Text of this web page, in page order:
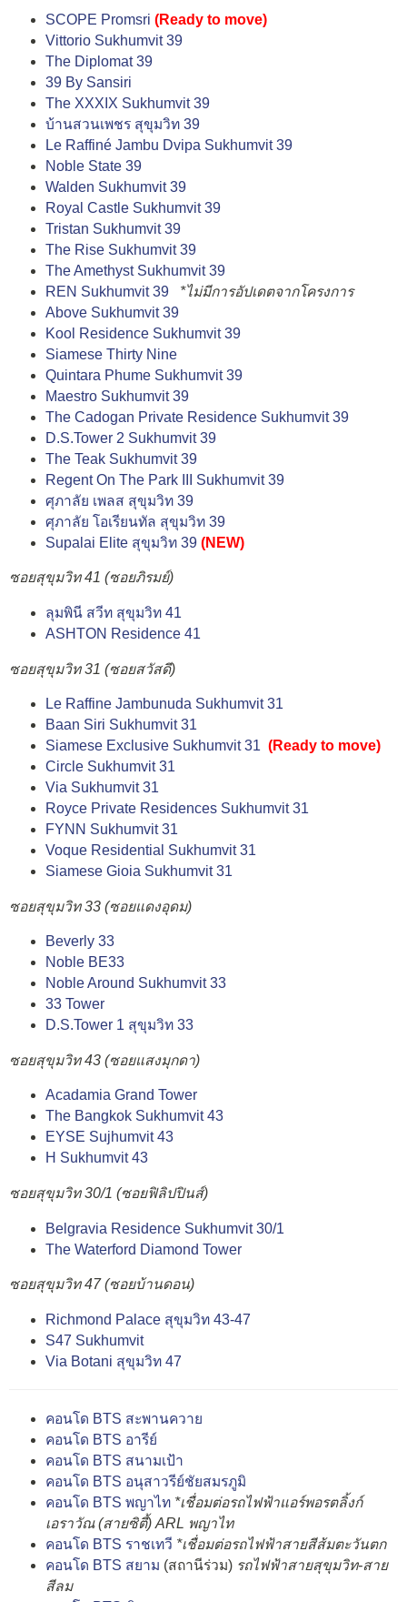
SCOPE Promsri (Ready to move)
Vittorio Sukhumvit 39
The Diplomat 39
39 By Sansiri
The XXXIX Sukhumvit 39
บ้านสวนเพชร สุขุมวิท 39
Le Raffiné Jambu Dvipa Sukhumvit 39
Noble State 39
Walden Sukhumvit 39
Royal Castle Sukhumvit 39
Tristan Sukhumvit 39
The Rise Sukhumvit 39
The Amethyst Sukhumvit 39
REN Sukhumvit 39
*ไม่มีการอัปเดตจากโครงการ
Above Sukhumvit 39
Kool Residence Sukhumvit 39
Siamese Thirty Nine
Quintara Phume Sukhumvit 39
Maestro Sukhumvit 39
The Cadogan Private Residence Sukhumvit 39
D.S.Tower 2 Sukhumvit 39
The Teak Sukhumvit 39
Regent On The Park ΙΙΙ Sukhumvit 39
ศุภาลัย เพลส สุขุมวิท 39
ศุภาลัย โอเรียนทัล สุขุมวิท 39
Supalai Elite สุขุมวิท 39 (NEW)
ซอยสุขุมวิท 41 (ซอยภิรมย์)
ลุมพินี สวีท สุขุมวิท 41
ASHTON Residence 41
ซอยสุขุมวิท 31 (ซอยสวัสดี)
Le Raffine Jambunuda Sukhumvit 31
Baan Siri Sukhumvit 31
Siamese Exclusive Sukhumvit 31 (Ready to move)
Circle Sukhumvit 31
Via Sukhumvit 31
Royce Private Residences Sukhumvit 31
FYNN Sukhumvit 31
Voque Residential Sukhumvit 31
Siamese Gioia Sukhumvit 31
ซอยสุขุมวิท 33 (ซอยแดงอุดม)
Beverly 33
Noble BE33
Noble Around Sukhumvit 33
33 Tower
D.S.Tower 1 สุขุมวิท 33
ซอยสุขุมวิท 43 (ซอยแสงมุกดา)
Acadamia Grand Tower
The Bangkok Sukhumvit 43
EYSE Sujhumvit 43
H Sukhumvit43
ซอยสุขุมวิท 30/1 (ซอยฟิลิปปินส์)
Belgravia Residence Sukhumvit 30/1
The Waterford Diamond Tower
ซอยสุขุมวิท 47 (ซอยบ้านดอน)
Richmond Palace สุขุมวิท 43-47
S47 Sukhumvit
Via Botani สุขุมวิท 47
คอนโด BTS สะพานควาย
คอนโด BTS อารีย์
คอนโด BTS สนามเป้า
คอนโด BTS อนุสาวรีย์ชัยสมรภูมิ
คอนโด BTS พญาไท *เชื่อมต่อรถไฟฟ้าแอร์พอรตลิ้งก์
เอราวัณ (สายซิตี้) ARL พญาไท
คอนโด BTS ราชเทวี *เชื่อมต่อรถไฟฟ้าสายสีส้มตะวันตก
คอนโด BTS สยาม (สถานีร่วม) รถไฟฟ้าสายสุขุมวิท-สาย
สีลม